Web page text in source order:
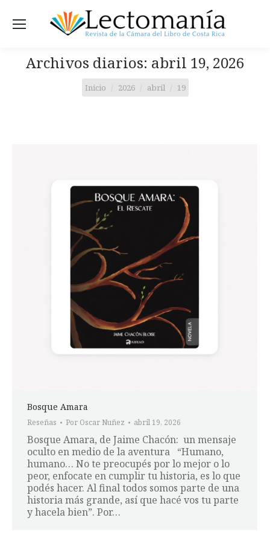
Archivos diarios: abril 19, 2026
Estás aquí:
Inicio 2026 abril 19
Bosque Amara
Reseñas Por Oscar Nuñez abril 19, 2026
Bosque Amara, de Jaime Chacón: un mensaje
oculto en medio de la aventura “Humano,
humano… No te preocupés por lo mejor o lo
peor, enfocate en cumplir tu historia, es lo que
podés hacer. Al final todos somos parte de una
historia más grande, así que hacé vos tu parte
y hacela bien”. Por…